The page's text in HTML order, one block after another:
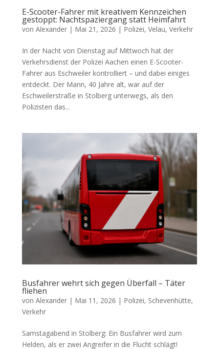
E-Scooter-Fahrer mit kreativem Kennzeichen
gestoppt: Nachtspaziergang statt Heimfahrt
von Alexander| Mai 21, 2026 | Polizei, Velau, Verkehr
In der Nacht von Dienstag auf Mittwoch hat der
Verkehrsdienst der Polizei Aachen einen E-Scooter-
Fahrer aus Eschweiler kontrolliert – und dabei einiges
entdeckt. Der Mann, 40 Jahre alt, war auf der
Eschweilerstraße in Stolberg unterwegs, als den
Polizisten das...
Busfahrer wehrt sich gegen Überfall – Täter
fliehen
von Alexander| Mai 11, 2026 | Polizei, Schevenhütte,
Verkehr
Samstagabend in Stolberg: Ein Busfahrer wird zum
Helden, als er zwei Angreifer in die Flucht schlägt!